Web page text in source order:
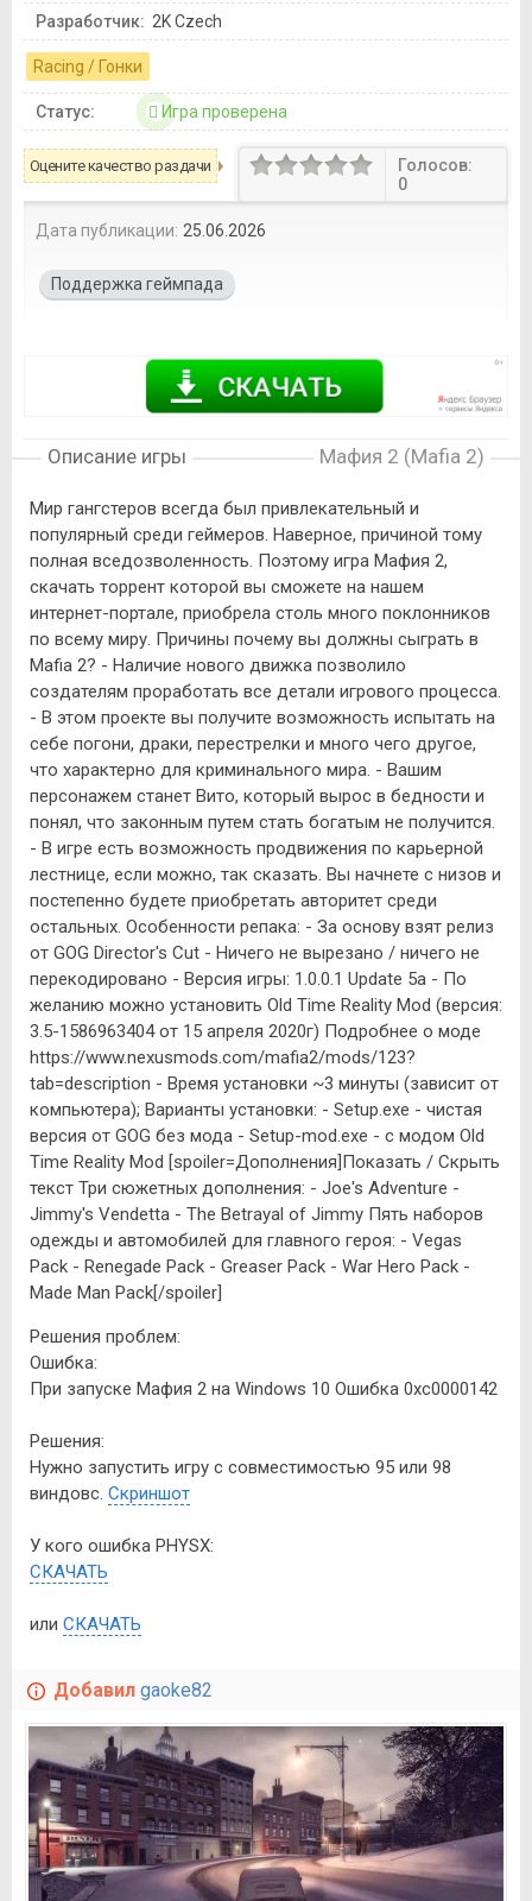
Разработчик: 2K Czech
Racing / Гонки
Статус: Игра проверена
Оцените качество раздачи
Голосов:
0
Дата публикации: 25.06.2026
Поддержка геймпада
Описание игры Мафия 2 (Mafia 2)
Мир гангстеров всегда был привлекательный и
популярный среди геймеров. Наверное, причиной тому
полная вседозволенность. Поэтому игра Мафия 2,
скачать торрент которой вы сможете на нашем
интернет-портале, приобрела столь много поклонников
по всему миру. Причины почему вы должны сыграть в
Mafia 2? - Наличие нового движка позволило
создателям проработать все детали игрового процесса.
- В этом проекте вы получите возможность испытать на
себе погони, драки, перестрелки и много чего другое,
что характерно для криминального мира. - Вашим
персонажем станет Вито, который вырос в бедности и
понял, что законным путем стать богатым не получится.
- В игре есть возможность продвижения по карьерной
лестнице, если можно, так сказать. Вы начнете с низов и
постепенно будете приобретать авторитет среди
остальных. Особенности репака: - За основу взят релиз
от GOG Director's Cut - Ничего не вырезано / ничего не
перекодировано - Версия игры: 1.0.0.1 Update 5а - По
желанию можно установить Old Time Reality Mod (версия:
3.5-1586963404 от 15 апреля 2020г) Подробнее о моде
https://www.nexusmods.com/mafia2/mods/123?
tab=description - Время установки ~3 минуты (зависит от
компьютера); Варианты установки: - Setup.exe - чистая
версия от GOG без мода - Setup-mod.exe - с модом Old
Time Reality Mod [spoiler=Дополнения]Показать / Скрыть
текст Три сюжетных дополнения: - Joe's Adventure -
Jimmy's Vendetta - The Betrayal of Jimmy Пять наборов
одежды и автомобилей для главного героя: - Vegas
Pack - Renegade Pack - Greaser Pack - War Hero Pack -
Made Man Pack[/spoiler]
Решения проблем:
Ошибка:
При запуске Мафия 2 на Windows 10 Ошибка 0xc0000142
Решения:
Нужно запустить игру с совместимостью 95 или 98
виндовс. Скриншот
У кого ошибка PHYSX:
СКАЧАТЬ
или СКАЧАТЬ
Добавил gaoke82